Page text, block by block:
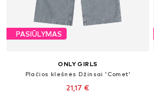
PASIŪLYMAS
ONLY GIRLS
Plačios klešnės Džinsai 'Comet'
21,17 €